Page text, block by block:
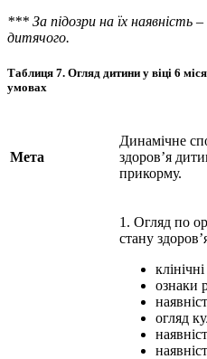
*** За підозри на їх наявність –
дитячого.
Таблиця 7. Огляд дитини у віці 6
умовах
Мета
Динамічне
здоров’я
прикорму.
1. Огляд по
стану
ознаки
огляд